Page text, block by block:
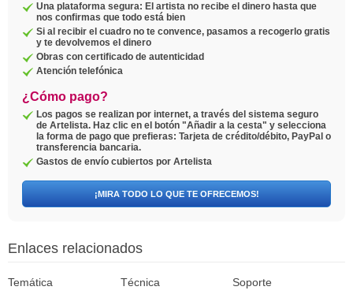
Una plataforma segura: El artista no recibe el dinero hasta que
nos confirmas que todo está bien
Si al recibir el cuadro no te convence, pasamos a recogerlo gratis
y te devolvemos el dinero
Obras con certificado de autenticidad
Atención telefónica
¿Cómo pago?
Los pagos se realizan por internet, a través del sistema seguro
de Artelista. Haz clic en el botón "Añadir a la cesta" y selecciona
la forma de pago que prefieras: Tarjeta de crédito/débito, PayPal o
transferencia bancaria.
Gastos de envío cubiertos por Artelista
¡MIRA TODO LO QUE TE OFRECEMOS!
Enlaces relacionados
Temática Técnica Soporte